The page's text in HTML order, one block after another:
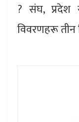
? संघ, प्रदेश
विवरणहरू तीन